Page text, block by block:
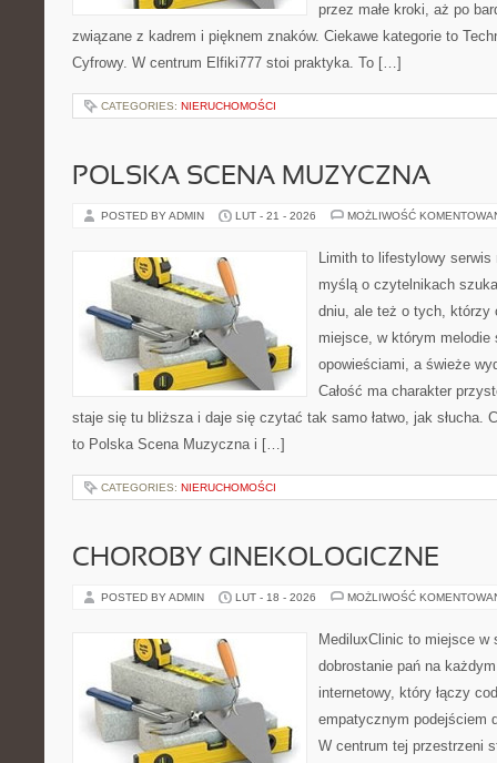
przez małe kroki, aż po
związane z kadrem i pięknem znaków. Ciekawe kategorie to
Cyfrowy. W centrum Elfiki777 stoi praktyka. To […]
CATEGORIES: NIERUCHOMOŚCI
POLSKA SCENA MUZYCZNA
POSTED BY ADMIN LUT - 21 - 2026 MOŻLIWOŚĆ
Limith to lifestylowy
myślą o czytelnikach
dniu, ale też o tych, którzy
miejsce, w którym melodie
opowieściami, a świeże
Całość ma charakter
staje się tu bliższa i daje się czytać tak samo łatwo, jak słucha.
to Polska Scena Muzyczna i […]
CATEGORIES: NIERUCHOMOŚCI
CHOROBY GINEKOLOGICZNE
POSTED BY ADMIN LUT - 18 - 2026 MOŻLIWOŚĆ
MediluxClinic to miejsce
dobrostanie pań na
internetowy, który łączy
empatycznym podejściem
W centrum tej przestrzeni